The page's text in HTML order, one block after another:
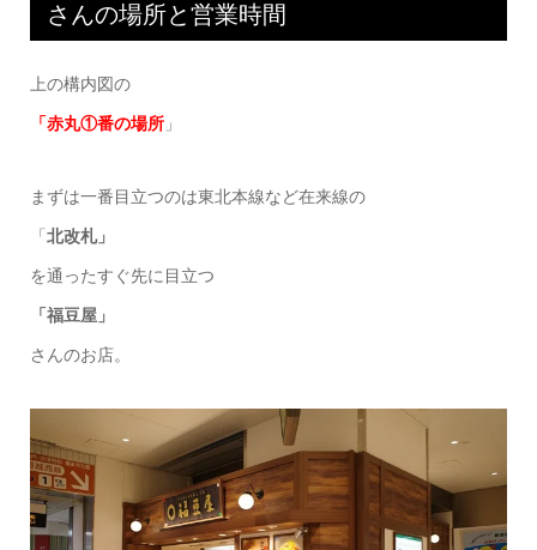
さんの場所と営業時間
上の構内図の
「赤丸①番の場所」
まずは一番目立つのは東北本線など在来線の
「 北改札」
を通ったすぐ先に目立つ
「福豆屋」
さんのお店。